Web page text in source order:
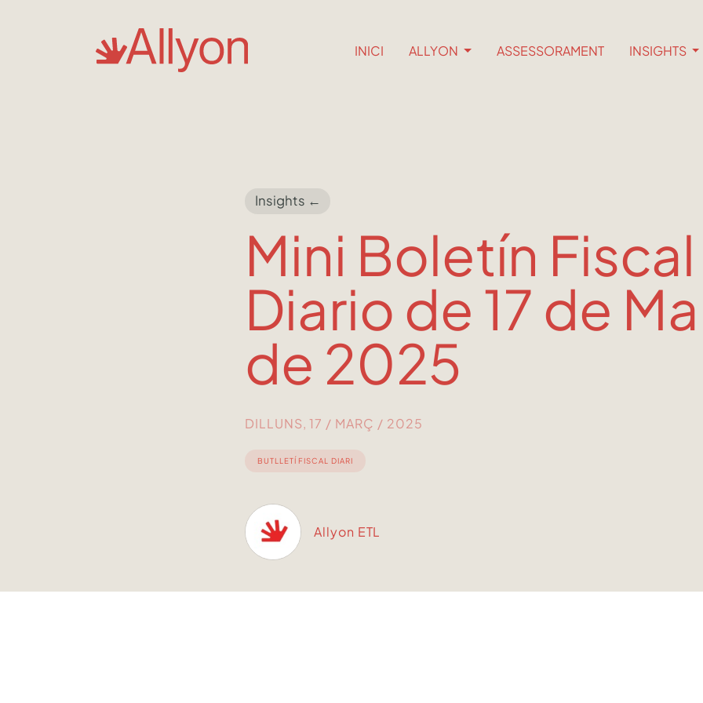
INICI ALLYON ASSESSORAMENT INSIGHTS
Insights ←
Mini Boletín Fiscal
Diario de 17 de
de 2025
DILLUNS, 17 / MARÇ / 2025
BUTLLETÍ FISCAL DIARI
Allyon ETL